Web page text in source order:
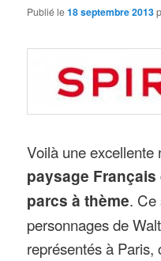
Publié le18 septembre 2013
Voilà une excellente
paysage
parcs à thème. Ce
personnages de
représentés à